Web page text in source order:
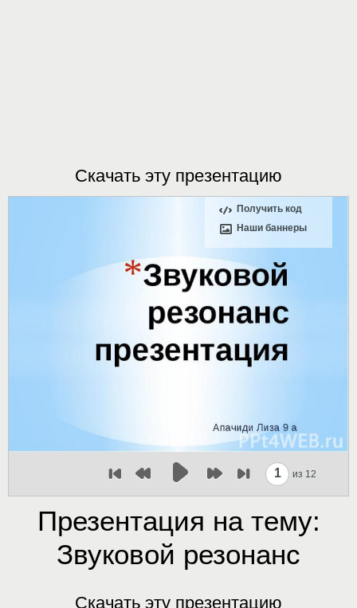
Скачать эту презентацию
Получить код
Наши баннеры
1 из 12
Презентация на тему:
Звуковой резонанс
Скачать эту презентацию